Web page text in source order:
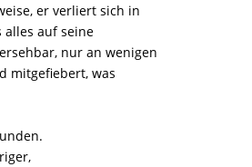
er verliert sich in
alles auf seine
nur an wenigen
mitgefiebert, was